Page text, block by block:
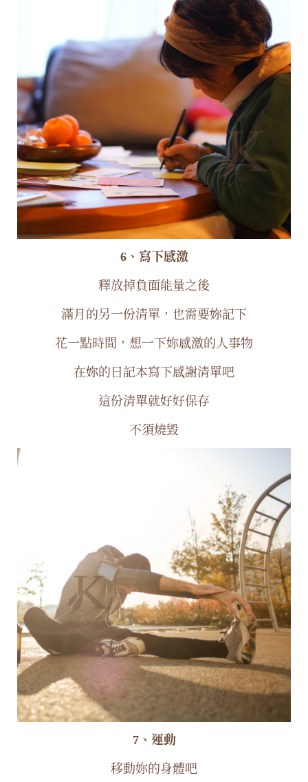
6、寫下感激
釋放掉負面能量之後
滿月的另一份清單，也需要妳記下
花一點時間，想一下妳感激的人事物
在妳的日記本寫下感謝清單吧
這份清單就好好保存
不須燒毀
7、運動
移動妳的身體吧